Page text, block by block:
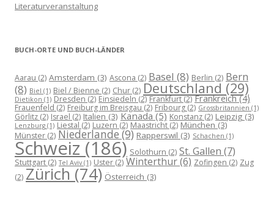
Literaturveranstaltung
BUCH-ORTE UND BUCH-LÄNDER
Aarau (2) Amsterdam (3) Ascona (2) Basel (8) Berlin (2) Bern
(8) Biel (1) Biel / Bienne (2) Chur (2) Deutschland (29)
Dietikon (1) Dresden (2) Einsiedeln (2) Frankfurt(2) Frankreich(4)
Frauenfeld (2) Freiburg im Breisgau (2) Fribourg (2) Grossbritannien (1)
Görlitz (2) Israel (2) Italien (3) Kanada (5) Konstanz (2) Leipzig (3)
Lenzburg (1) Liestal (2) Luzern (2) Maastricht (2) München (3)
Münster (2) Niederlande (9) Rapperswil (3) Schachen (1)
Schweiz (186) Solothurn (2) St. Gallen (7)
Stuttgart (2) Tel Aviv (1) Uster (2) Winterthur(6) Zofingen (2) Zug
(2) Zürich (74) Österreich (3)